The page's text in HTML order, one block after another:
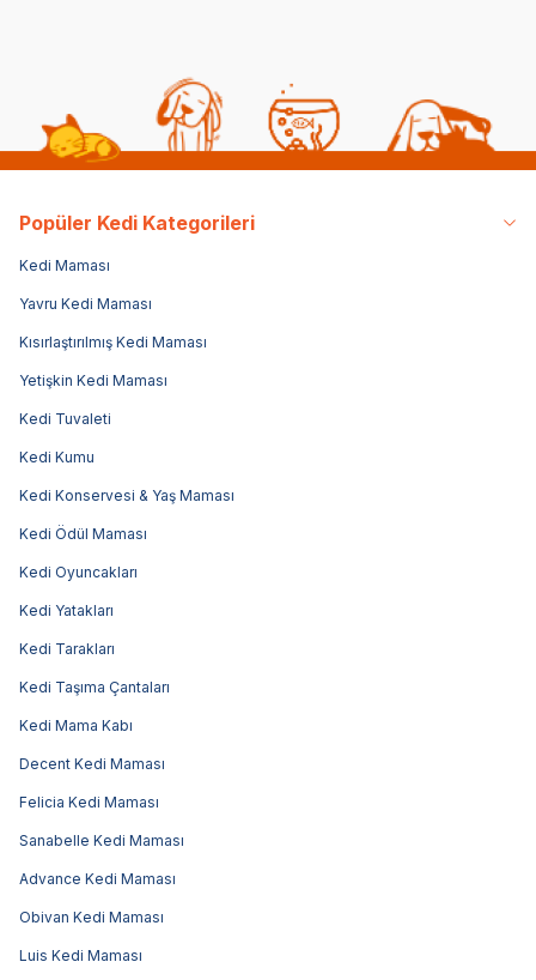
Popüler Kedi Kategorileri
Kedi Maması
Yavru Kedi Maması
Kısırlaştırılmış Kedi Maması
Yetişkin Kedi Maması
Kedi Tuvaleti
Kedi Kumu
Kedi Konservesi & Yaş Maması
Kedi Ödül Maması
Kedi Oyuncakları
Kedi Yatakları
Kedi Tarakları
Kedi Taşıma Çantaları
Kedi Mama Kabı
Decent Kedi Maması
Felicia Kedi Maması
Sanabelle Kedi Maması
Advance Kedi Maması
Obivan Kedi Maması
Luis Kedi Maması